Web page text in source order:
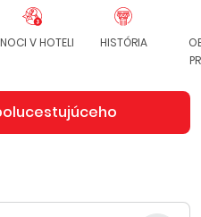
V HOTELI HISTÓRIA